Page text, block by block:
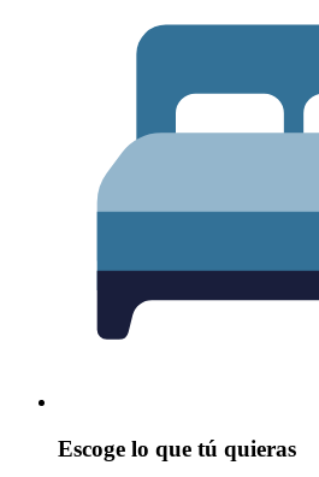
Escoge lo que tú quieras